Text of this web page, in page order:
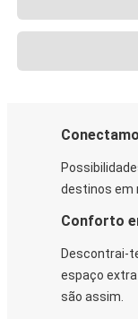
destinos em
Conforto
Descontrai-
espaço
são assim.